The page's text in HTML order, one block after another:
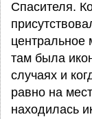
Спасителя.
центральное
там была
случаях и
равно на
находилась